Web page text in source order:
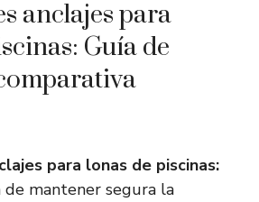
anclajes para
Guía de
para lonas de piscinas:
mantener segura la